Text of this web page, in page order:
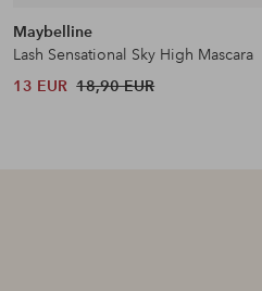
Maybelline
Lash Sensational Sky High Mascara
13 EUR 18,90 EUR